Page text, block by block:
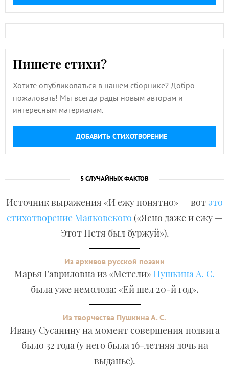
Пишете стихи?
Хотите опубликоваться в нашем сборнике? Добро
пожаловать! Мы всегда рады новым авторам и
интересным материалам.
ДОБАВИТЬ СТИХОТВОРЕНИЕ
5 СЛУЧАЙНЫХ ФАКТОВ
Источник выражения «И ежу понятно» — вот это
стихотворение Маяковского («Ясно даже и ежу —
Этот Петя был буржуй»).
Из архивов русской поэзии
Марья Гавриловна из «Метели» Пушкина А. С.
была уже немолода: «Ей шел 20-й год».
Из творчества Пушкина А. С.
Ивану Сусанину на момент совершения подвига
было 32 года (у него была 16-летняя дочь на
выданье).